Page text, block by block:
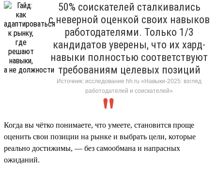
50% соискателей сталкивались
с неверной оценкой своих навыков
работодателями. Только 1/3
кандидатов уверены, что их хард-
навыки полностью соответствуют
требованиям целевых позиций
Источник: исследование hh.ru «Навыки-2025: взгляд
работодателей и соискателей»
Когда вы чётко понимаете, что умеете, становится проще
оценить свои позиции на рынке и выбрать цели, которые
реально достижимы, — без самообмана и напрасных
ожиданий.